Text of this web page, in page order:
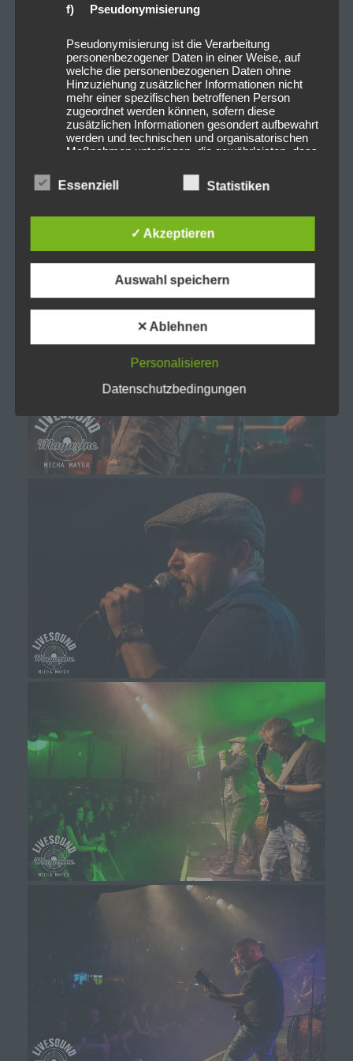
f) Pseudonymisierung
Pseudonymisierung ist die Verarbeitung
personenbezogener Daten in einer Weise, auf
welche die personenbezogenen Daten ohne
Hinzuziehung zusätzlicher Informationen nicht
mehr einer spezifischen betroffenen Person
zugeordnet werden können, sofern diese
zusätzlichen Informationen gesondert aufbewahrt
werden und technischen und organisatorischen
Maßnahmen unterliegen, die gewährleisten, dass
identifizierten oder identifizierbaren natürlichen
Person zugewiesen werden.
g) Verantwortlicher oder für die
Verarbeitung Verantwortlicher
Verantwortlicher oder für die Verarbeitung
Verantwortlicher ist die natürliche oder juristische
Person, Behörde, Einrichtung oder andere Stelle,
die allein oder gemeinsam mit anderen über die
Zwecke und Mittel der Verarbeitung von
personenbezogenen Daten entscheidet. Sind die
Zwecke und Mittel dieser Verarbeitung durch das
Unionsrecht oder das Recht der Mitgliedstaaten
vorgegeben, so kann der Verantwortliche
Kriterien seiner Benennung nach dem
Unionsrecht oder dem Recht der Mitgliedstaaten
vorgesehen werden.
h) Auftragsverarbeiter
Auftragsverarbeiter ist eine natürliche oder
juristische Person, Behörde, Einrichtung oder
andere Stelle, die personenbezogene Daten im
Auftrag des Verantwortlichen verarbeitet.
i) Empfänger
Empfänger ist eine natürliche oder juristische
Person, Behörde, Einrichtung oder andere Stelle,
der personenbezogene Daten offengelegt
werden, unabhängig davon, ob es sich bei ihr um
einen Dritten handelt oder nicht. Behörden, die im
Rahmen eines bestimmten
Untersuchungsauftrags nach dem Unionsrecht
oder dem Recht der Mitgliedstaaten
möglicherweise personenbezogene Daten
erhalten, gelten jedoch nicht als Empfänger.
j) Dritter
Dritter ist eine natürliche oder juristische Person,
Behörde, Einrichtung oder andere Stelle außer
der betroffenen Person, dem Verantwortlichen,
dem Auftragsverarbeiter und den Personen, die
unter der unmittelbaren Verantwortung des
befugt sind, die personenbezogenen Daten zu
Einwilligung ist jede von der betroffenen Person
freiwillig für den bestimmten Fall in informierter
Essenziell Statistiken
✓ Akzeptieren
Auswahl speichern
✕ Ablehnen
Personalisieren
Datenschutzbedingungen